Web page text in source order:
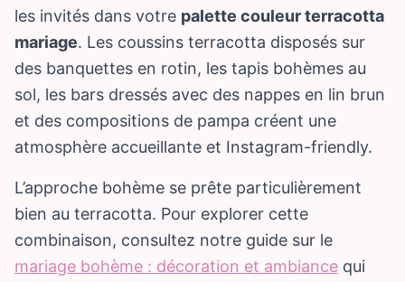
les invités dans votre palette couleur terracotta
mariage. Les coussins terracotta disposés sur
des banquettes en rotin, les tapis bohèmes au
sol, les bars dressés avec des nappes en lin brun
et des compositions de pampa créent une
atmosphère accueillante et Instagram-friendly.
L’approche bohème se prête particulièrement
bien au terracotta. Pour explorer cette
combinaison, consultez notre guide sur le
mariage bohème : décoration et ambiance qui